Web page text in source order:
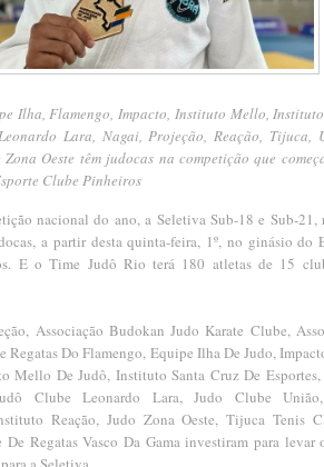
Ilha, Flamengo, Impacto, Instituto Mello,
Lara, Nagai, Projeção, Reação, Tijuca,
Zona Oeste têm judocas na competição que
Clube Pinheiros
nacional do ano, a Seletiva Sub-18 e Sub-21,
a partir desta quinta-feira, 1º, no ginásio do
E o Time Judô Rio terá 180 atletas de 15
Associação Budokan Judo Karate Clube,
Regatas Do Flamengo, Equipe Ilha De Judo,
Mello De Judô, Instituto Santa Cruz De Esportes,
Clube Leonardo Lara, Judo Clube
Reação, Judo Zona Oeste, Tijuca Tenis
Regatas Vasco Da Gama investiram para levar